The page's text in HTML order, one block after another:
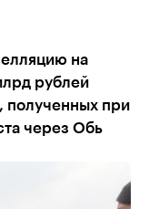
на
рублей
полученных при
через Обь